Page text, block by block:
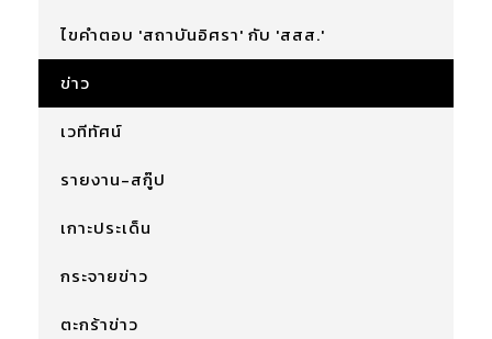
ไขคำตอบ 'สถาบันอิศรา' กับ 'สสส.'
ข่าว
เวทีทัศน์
รายงาน-สกู๊ป
เกาะประเด็น
กระจายข่าว
ตะกร้าข่าว